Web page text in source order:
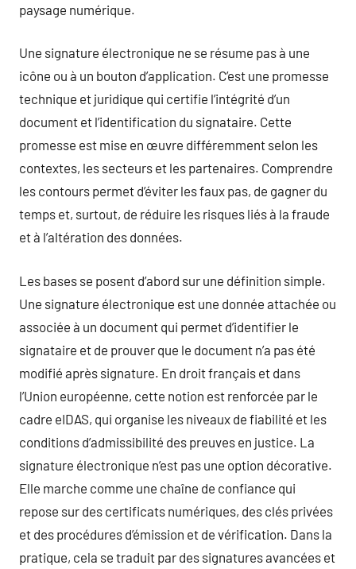
paysage numérique.
Une signature électronique ne se résume pas à une
icône ou à un bouton d’application. C’est une promesse
technique et juridique qui certifie l’intégrité d’un
document et l’identification du signataire. Cette
promesse est mise en œuvre différemment selon les
contextes, les secteurs et les partenaires. Comprendre
les contours permet d’éviter les faux pas, de gagner du
temps et, surtout, de réduire les risques liés à la fraude
et à l’altération des données.
Les bases se posent d’abord sur une définition simple.
Une signature électronique est une donnée attachée ou
associée à un document qui permet d’identifier le
signataire et de prouver que le document n’a pas été
modifié après signature. En droit français et dans
l’Union européenne, cette notion est renforcée par le
cadre eIDAS, qui organise les niveaux de fiabilité et les
conditions d’admissibilité des preuves en justice. La
signature électronique n’est pas une option décorative.
Elle marche comme une chaîne de confiance qui
repose sur des certificats numériques, des clés privées
et des procédures d’émission et de vérification. Dans la
pratique, cela se traduit par des signatures avancées et